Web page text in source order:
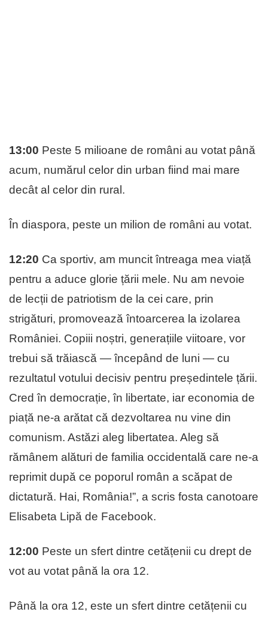
13:00 Peste 5 milioane de români au votat până
acum, numărul celor din urban fiind mai mare
decât al celor din rural.
În diaspora, peste un milion de români au votat.
12:20 Ca sportiv, am muncit întreaga mea viață
pentru a aduce glorie țării mele. Nu am nevoie
de lecții de patriotism de la cei care, prin
strigături, promovează întoarcerea la izolarea
României. Copiii noștri, generațiile viitoare, vor
trebui să trăiască — începând de luni — cu
rezultatul votului decisiv pentru președintele țării.
Cred în democrație, în libertate, iar economia de
piață ne-a arătat că dezvoltarea nu vine din
comunism. Astăzi aleg libertatea. Aleg să
rămânem alături de familia occidentală care ne-a
reprimit după ce poporul român a scăpat de
dictatură. Hai, România!”, a scris fosta canotoare
Elisabeta Lipă de Facebook.
12:00 Peste un sfert dintre cetățenii cu drept de
vot au votat până la ora 12.
Până la ora 12, este un sfert dintre cetățenii cu